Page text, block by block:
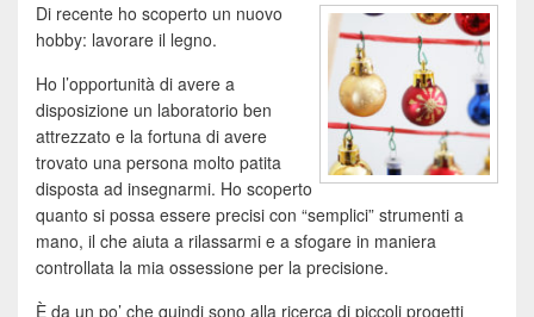
Di recente ho scoperto un nuovo
hobby: lavorare il legno.
Ho l’opportunità di avere a
disposizione un laboratorio ben
attrezzato e la fortuna di avere
trovato una persona molto patita
disposta ad insegnarmi. Ho scoperto
quanto si possa essere precisi con “semplici” strumenti a
mano, il che aiuta a rilassarmi e a sfogare in maniera
controllata la mia ossessione per la precisione.
È da un po’ che quindi sono alla ricerca di piccoli progetti